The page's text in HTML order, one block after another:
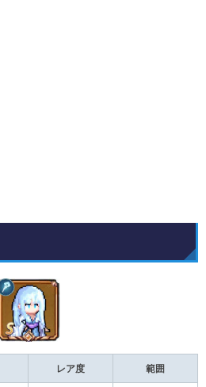
レア度 範囲